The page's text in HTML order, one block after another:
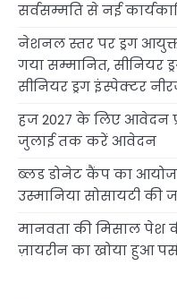
सर्वसम्मति से नई
नेशनल स्तर पर ड्रग
गया सम्मानित, सीनियर
सीनियर ड्रग इंस्पेक्टर
हज 2027 के लिए आवेदन
जुलाई तक करें आवेदन
ब्लड डोनेट कैंप का
उस्मानिया सोसायटी की
मानवता की मिसाल पेश
ज़ायरीन का खोया हुआ